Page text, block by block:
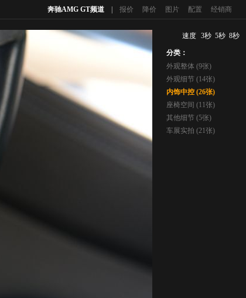
奔驰AMG GT频道 报价 降价 图片 配置 经销商
速度 3秒 5秒 8秒
分类：
外观整体 (9张)
外观细节 (14张)
内饰中控 (26张)
座椅空间 (11张)
其他细节 (5张)
车展实拍 (21张)